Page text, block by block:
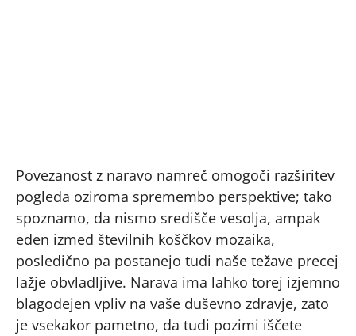
Povezanost z naravo namreč omogoči razširitev
pogleda oziroma spremembo perspektive; tako
spoznamo, da nismo središče vesolja, ampak
eden izmed številnih koščkov mozaika,
posledično pa postanejo tudi naše težave precej
lažje obvladljive. Narava ima lahko torej izjemno
blagodejen vpliv na vaše duševno zdravje, zato
je vsekakor pametno, da tudi pozimi iščete